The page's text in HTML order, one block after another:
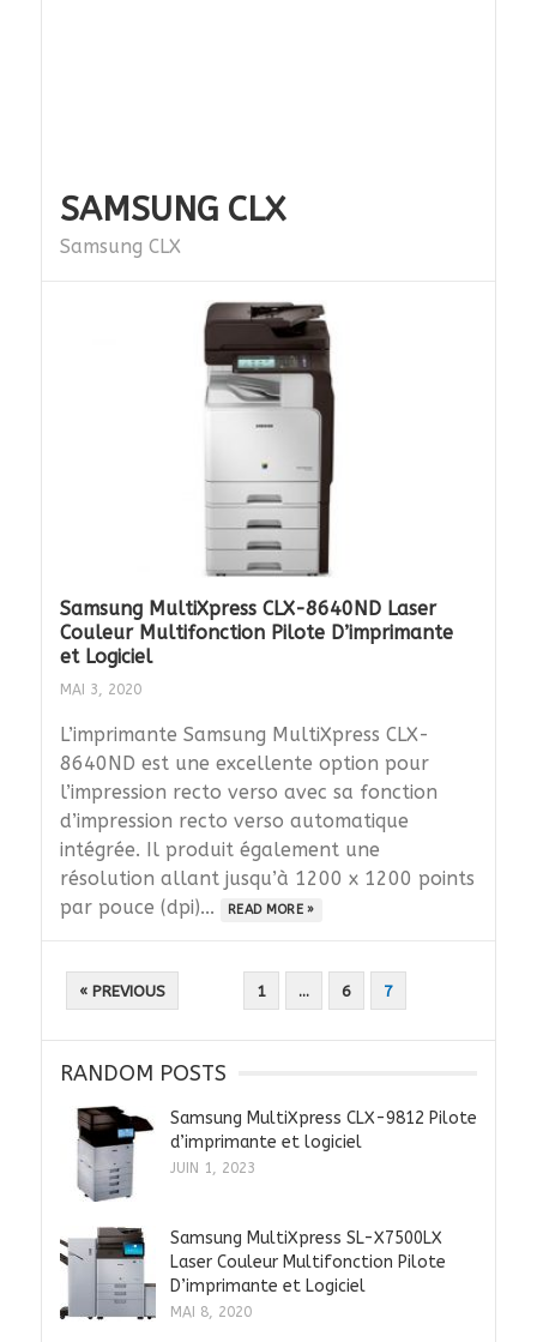
SAMSUNG CLX
Samsung CLX
Samsung MultiXpress CLX-8640ND Laser
Couleur Multifonction Pilote D’imprimante
et Logiciel
MAI 3, 2020
L’imprimante Samsung MultiXpress CLX-
8640ND est une excellente option pour
l’impression recto verso avec sa fonction
d’impression recto verso automatique
intégrée. Il produit également une
résolution allant jusqu’à 1200 x 1200 points
par pouce (dpi)...
READ MORE »
PAGINATION
DES
PUBLICATIONS
« PREVIOUS 1 … 6 7
RANDOM POSTS
Samsung MultiXpress CLX-9812 Pilote
d’imprimante et logiciel
JUIN 1, 2023
Samsung MultiXpress SL-X7500LX
Laser Couleur Multifonction Pilote
D’imprimante et Logiciel
MAI 8, 2020